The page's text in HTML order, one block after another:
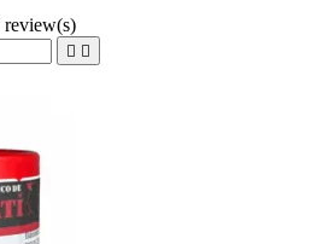
review(s)
 